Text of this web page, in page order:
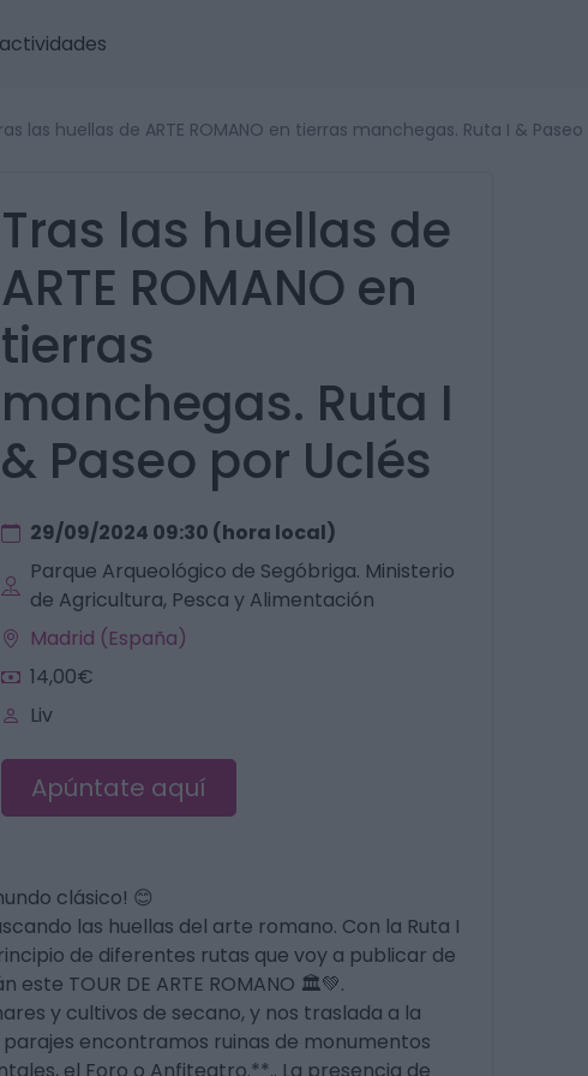
las huellas de ARTE ROMANO en tierras manchegas. Ruta I &
Tras las huellas de
ARTE ROMANO en
tierras
manchegas. Ruta I
& Paseo por Uclés
29/09/2024 09:30 (hora local)
Parque Arqueológico de Segóbriga. Ministerio
de Agricultura, Pesca y Alimentación
Madrid (España)
14,00€
Liv
Apúntate aquí
clásico! 😊
las huellas del arte romano. Con la Ruta I
de diferentes rutas que voy a publicar de
TOUR DE ARTE ROMANO 🏛💚.
y cultivos de secano, y nos traslada a la
encontramos ruinas de monumentos